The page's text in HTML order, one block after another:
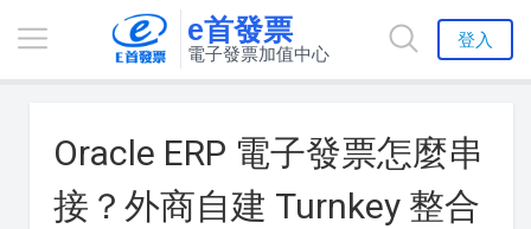
e首發票
電子發票加值中心
登入
Oracle ERP 電子發票怎麼串
接？外商自建 Turnkey 整合